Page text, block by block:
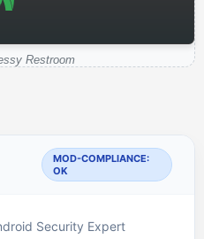
Restroom
MOD-COMPLIANCE:
OK
Security Expert